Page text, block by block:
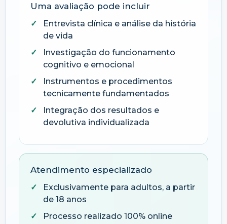
Uma avaliação pode incluir
Entrevista clínica e análise da história
de vida
Investigação do funcionamento
cognitivo e emocional
Instrumentos e procedimentos
tecnicamente fundamentados
Integração dos resultados e
devolutiva individualizada
Atendimento especializado
Exclusivamente para adultos, a partir
de 18 anos
Processo realizado 100% online